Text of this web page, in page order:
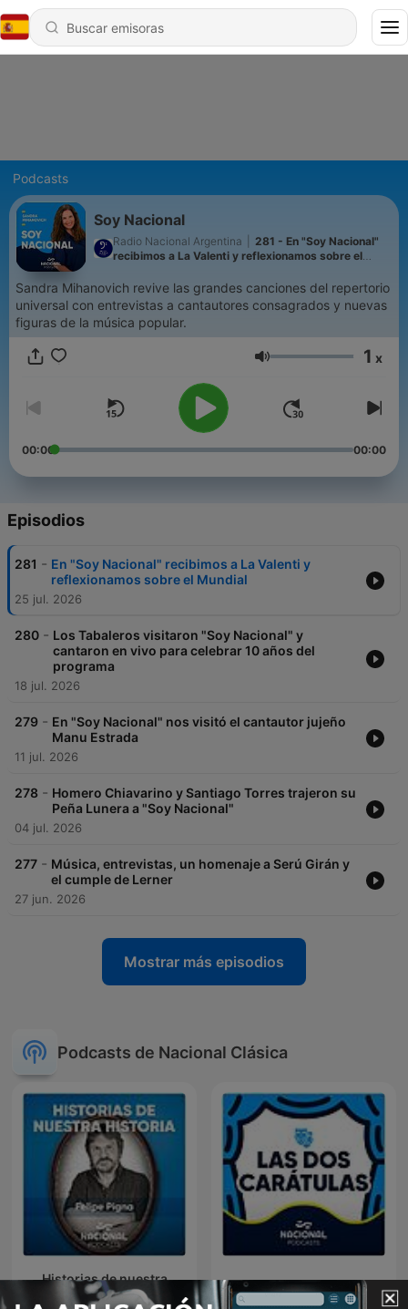
Podcasts
Soy Nacional
Radio Nacional Argentina
281 - En "Soy Nacional"
recibimos a La Valenti y reflexionamos sobre el
Sandra Mihanovich revive las grandes canciones del repertorio
universal con entrevistas a cantautores consagrados y nuevas
figuras de la música popular.
Volumen 1 x
00:00 00:00
Episodios
281 - En "Soy Nacional" recibimos a La Valenti y
reflexionamos sobre el Mundial
25 jul. 2026
280 - Los Tabaleros visitaron "Soy Nacional" y
cantaron en vivo para celebrar 10 años del
programa
18 jul. 2026
279 - En "Soy Nacional" nos visitó el cantautor jujeño
Manu Estrada
11 jul. 2026
278 - Homero Chiavarino y Santiago Torres trajeron su
Peña Lunera a "Soy Nacional"
04 jul. 2026
277 - Música, entrevistas, un homenaje a Serú Girán y
el cumple de Lerner
27 jun. 2026
Mostrar más episodios
Podcasts de Nacional Clásica
Historias de nuestra
historia
Las dos carátulas